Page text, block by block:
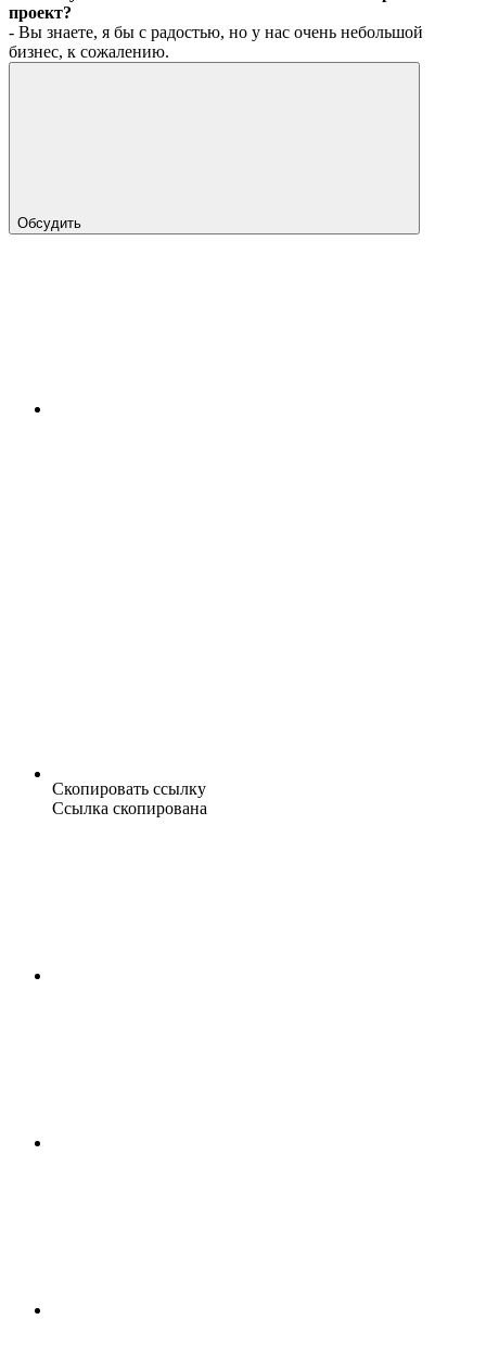
проект?
- Вы знаете, я бы с радостью, но у нас очень небольшой
бизнес, к сожалению.
Обсудить
Скопировать ссылку
Ссылка скопирована